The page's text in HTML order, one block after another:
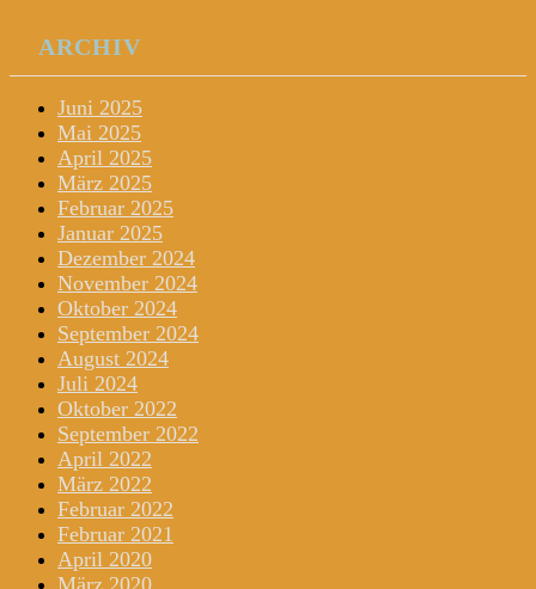
ARCHIV
Juni 2025
Mai 2025
April 2025
März 2025
Februar 2025
Januar 2025
Dezember 2024
November 2024
Oktober 2024
September 2024
August 2024
Juli 2024
Oktober 2022
September 2022
April 2022
März 2022
Februar 2022
Februar 2021
April 2020